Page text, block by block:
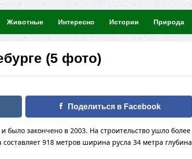
Животные Интересно Истории Природа
(5 фото)
Поделиться в Facebook
было закончено в 2003. На строительство ушло более
918 метров ширина русла 34 метра глубина